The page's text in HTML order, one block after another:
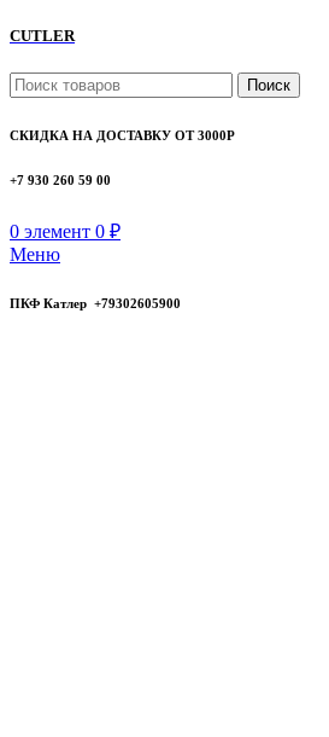
CUTLER
Поиск
СКИДКА НА ДОСТАВКУ ОТ 3000Р
+7 930 260 59 00
0 элемент 0 ₽
Меню
ПКФ Катлер +79302605900